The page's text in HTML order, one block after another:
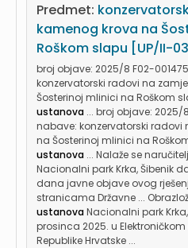
Predmet:
kamenog krova na
Roškom slapu [UP/II-
broj objave: 2025/8 F02-
konzervatorski radovi na
Šosterinoj mlinici na Roškom
ustanova ... broj objave: 2025/
nabave: konzervatorski
na Šosterinoj mlinici na
ustanova ... Nalaže se
Nacionalni park Krka, Šibenik
dana javne objave ovog
stranicama Državne ...
ustanovaNacionalni park
prosinca 2025. u
Republike Hrvatske ...